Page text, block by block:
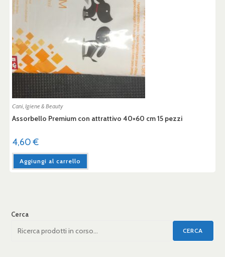
Cani, Igiene & Beauty
Assorbello Premium con attrattivo 40×60 cm 15 pezzi
4,60€
Aggiungi al carrello
Cerca
CERCA